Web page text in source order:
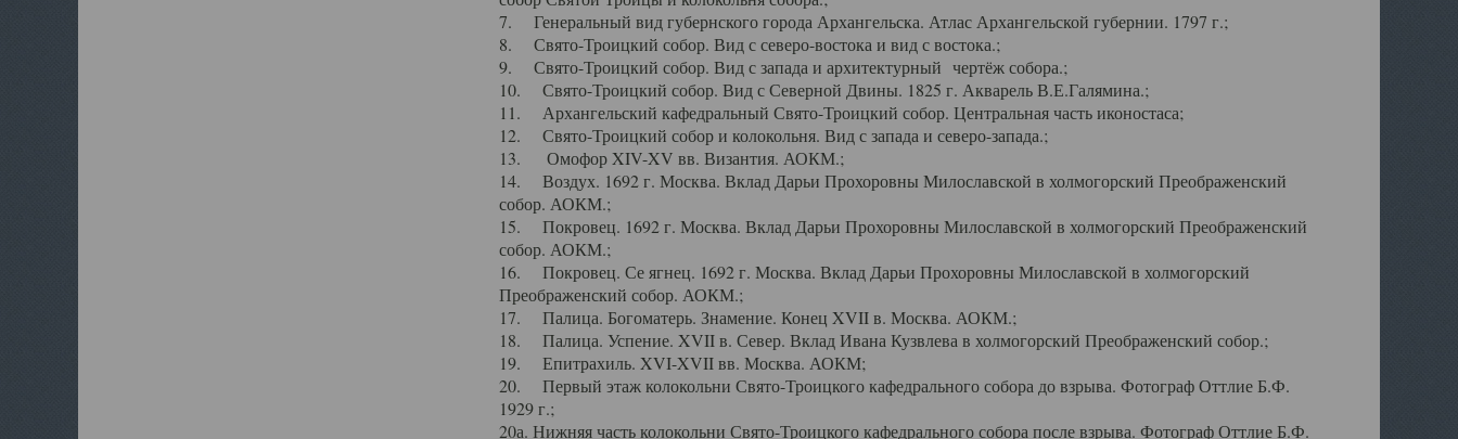
7. Генеральный вид губернского города Архангельска. Атлас Архангельской губернии. 1797 г.;
8. Свято-Троицкий собор. Вид с северо-востока и вид с востока.;
9. Свято-Троицкий собор. Вид с запада и архитектурный чертёж собора.;
10. Свято-Троицкий собор. Вид с Северной Двины. 1825 г. Акварель В.Е.Галямина.;
11. Архангельский кафедральный Свято-Троицкий собор. Центральная часть иконостаса;
12. Свято-Троицкий собор и колокольня. Вид с запада и северо-запада.;
13. Омофор XIV-XV вв. Византия. АОКМ.;
14. Воздух. 1692 г. Москва. Вклад Дарьи Прохоровны Милославской в холмогорский Преображенский
собор. АОКМ.;
15. Покровец. 1692 г. Москва. Вклад Дарьи Прохоровны Милославской в холмогорский Преображенский
собор. АОКМ.;
16. Покровец. Се ягнец. 1692 г. Москва. Вклад Дарьи Прохоровны Милославской в холмогорский
Преображенский собор. АОКМ.;
17. Палица. Богоматерь. Знамение. Конец XVII в. Москва. АОКМ.;
18. Палица. Успение. XVII в. Север. Вклад Ивана Кузвлева в холмогорский Преображенский собор.;
19. Епитрахиль. XVI-XVII вв. Москва. АОКМ;
20. Первый этаж колокольни Свято-Троицкого кафедрального собора до взрыва. Фотограф Оттлие Б.Ф.
1929 г.;
20а. Нижняя часть колокольни Свято-Троицкого кафедрального собора после взрыва. Фотограф Оттлие Б.Ф.